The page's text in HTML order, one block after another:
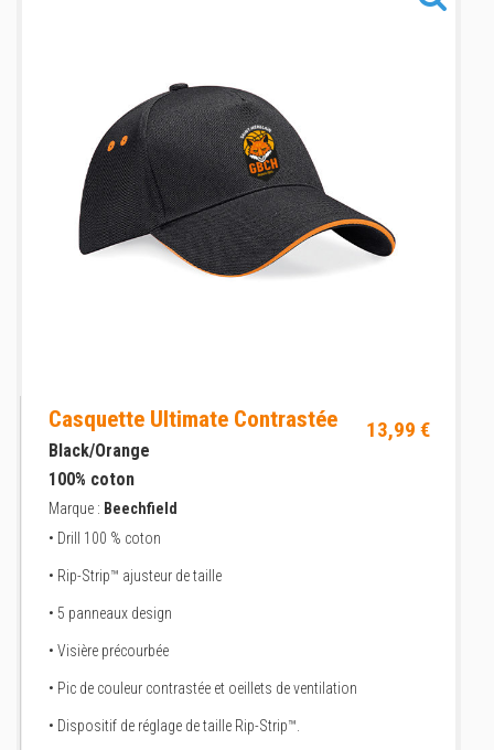
Casquette Ultimate Contrastée 13,99 €
Black/Orange
100% coton
Marque : Beechfield
• Drill 100 % coton
• Rip-Strip™ ajusteur de taille
• 5 panneaux design
• Visière précourbée
• Pic de couleur contrastée et oeillets de ventilation
• Dispositif de réglage de taille Rip-Strip™.